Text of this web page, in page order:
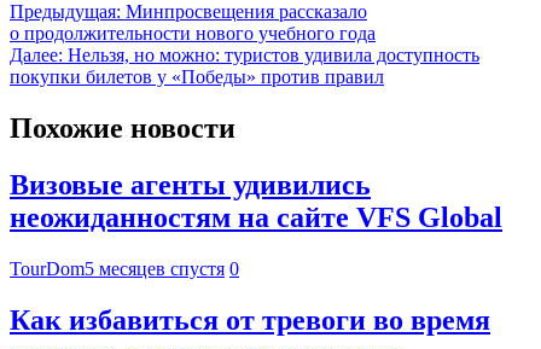
Предыдущая: Минпросвещения рассказало
о продолжительности нового учебного года
Далее: Нельзя, но можно: туристов удивила доступность
покупки билетов у «Победы» против правил
Похожие новости
Визовые агенты удивились
неожиданностям на сайте VFS Global
TourDom5 месяцев спустя 0
Как избавиться от тревоги во время